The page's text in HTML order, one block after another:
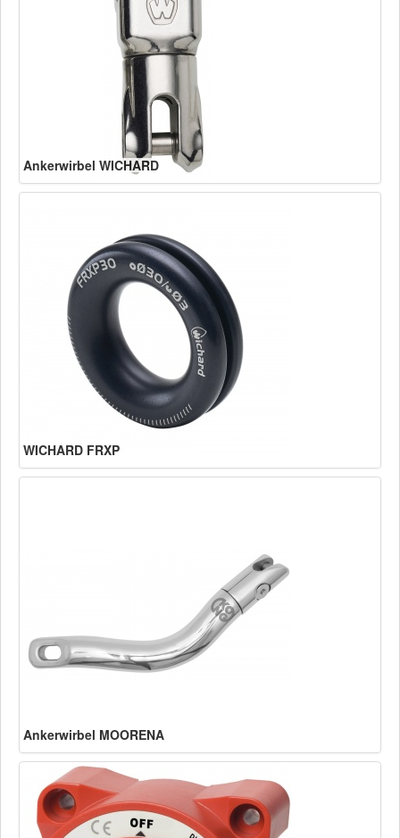
Ankerwirbel WICHARD
WICHARD FRXP
Ankerwirbel MOORENA